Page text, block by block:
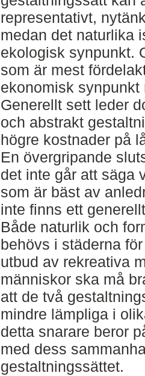
representativt,
medan det naturlika
ekologisk synpunkt.
som är mest
ekonomisk synpunkt
Generellt sett leder
och abstrakt
högre kostnader på
En övergripande
det inte går att säga
som är bäst av
inte finns ett
Både naturlik och
behövs i städerna
utbud av rekreativa
människor ska må
att de två
mindre lämpliga i
detta snarare beror
med dess
gestaltningssättet.